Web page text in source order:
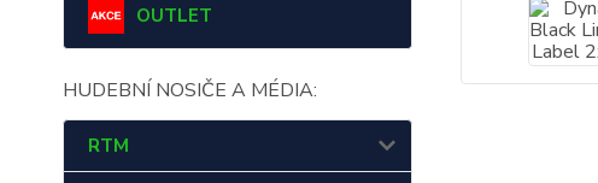
OUTLET
HUDEBNÍ NOSIČE A MÉDIA:
RTM